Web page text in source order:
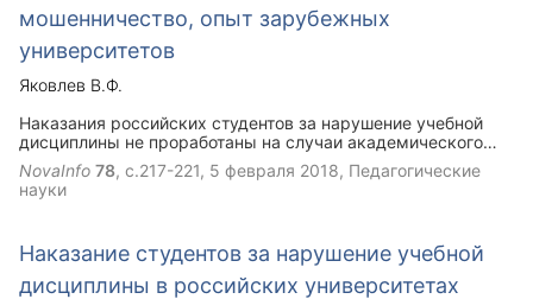
мошенничество, опыт зарубежных
университетов
Яковлев В.Ф.
Наказания российских студентов за нарушение учебной
дисциплины не проработаны на случаи академического
мошенничества. В статье приводится обзор наказаний за
академическое мошенничество, которые используются в
зарубежных университетах. Отдельные шкалы наказаний
университетам.
NovaInfo 78, с.217-221, 5 февраля 2018, Педагогические
науки
Наказание студентов за нарушение учебной
дисциплины в российских университетах